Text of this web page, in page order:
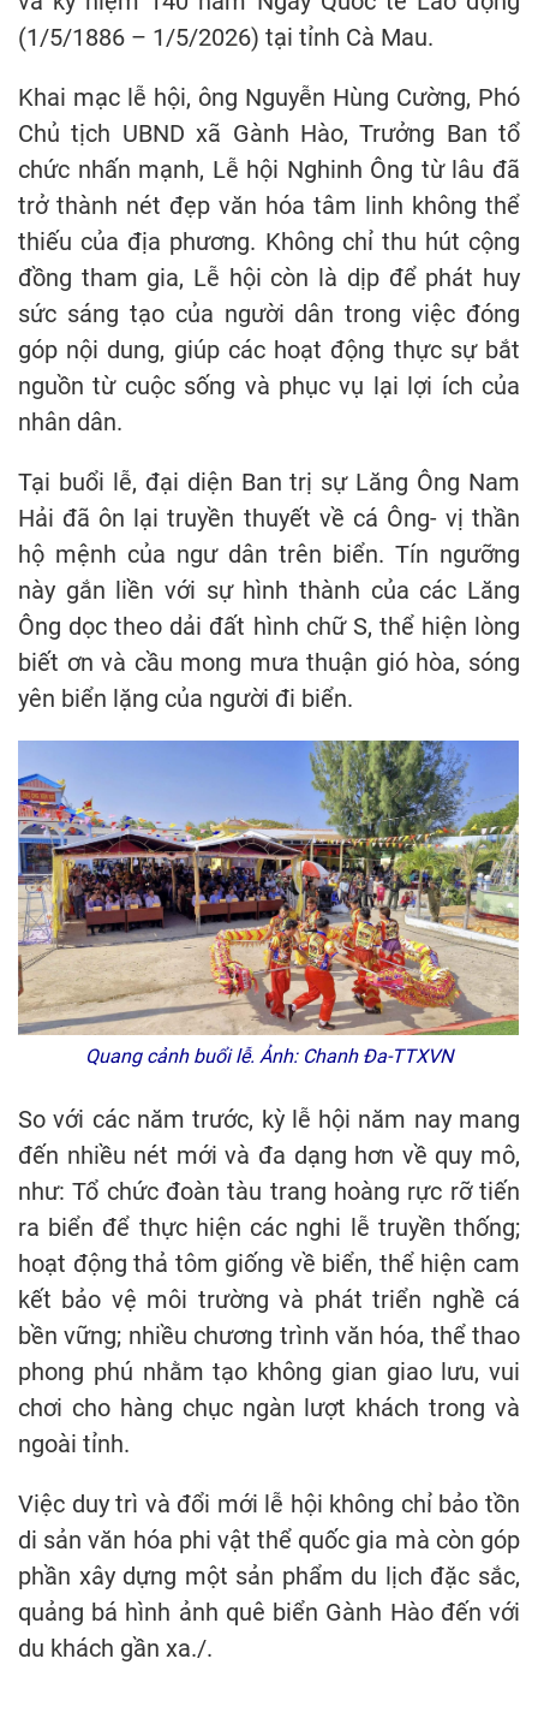
(1/5/1886 – 1/5/2026) tại tỉnh Cà Mau.
Khai mạc lễ hội, ông Nguyễn Hùng Cường, Phó
Chủ tịch UBND xã Gành Hào, Trưởng Ban tổ
chức nhấn mạnh, Lễ hội Nghinh Ông từ lâu đã
trở thành nét đẹp văn hóa tâm linh không thể
thiếu của địa phương. Không chỉ thu hút cộng
đồng tham gia, Lễ hội còn là dịp để phát huy
sức sáng tạo của người dân trong việc đóng
góp nội dung, giúp các hoạt động thực sự bắt
nguồn từ cuộc sống và phục vụ lại lợi ích của
nhân dân.
Tại buổi lễ, đại diện Ban trị sự Lăng Ông Nam
Hải đã ôn lại truyền thuyết về cá Ông- vị thần
hộ mệnh của ngư dân trên biển. Tín ngưỡng
này gắn liền với sự hình thành của các Lăng
Ông dọc theo dải đất hình chữ S, thể hiện lòng
biết ơn và cầu mong mưa thuận gió hòa, sóng
yên biển lặng của người đi biển.
Quang cảnh buổi lễ. Ảnh: Chanh Đa-TTXVN
So với các năm trước, kỳ lễ hội năm nay mang
đến nhiều nét mới và đa dạng hơn về quy mô,
như: Tổ chức đoàn tàu trang hoàng rực rỡ tiến
ra biển để thực hiện các nghi lễ truyền thống;
hoạt động thả tôm giống về biển, thể hiện cam
kết bảo vệ môi trường và phát triển nghề cá
bền vững; nhiều chương trình văn hóa, thể thao
phong phú nhằm tạo không gian giao lưu, vui
chơi cho hàng chục ngàn lượt khách trong và
ngoài tỉnh.
Việc duy trì và đổi mới lễ hội không chỉ bảo tồn
di sản văn hóa phi vật thể quốc gia mà còn góp
phần xây dựng một sản phẩm du lịch đặc sắc,
quảng bá hình ảnh quê biển Gành Hào đến với
du khách gần xa./.